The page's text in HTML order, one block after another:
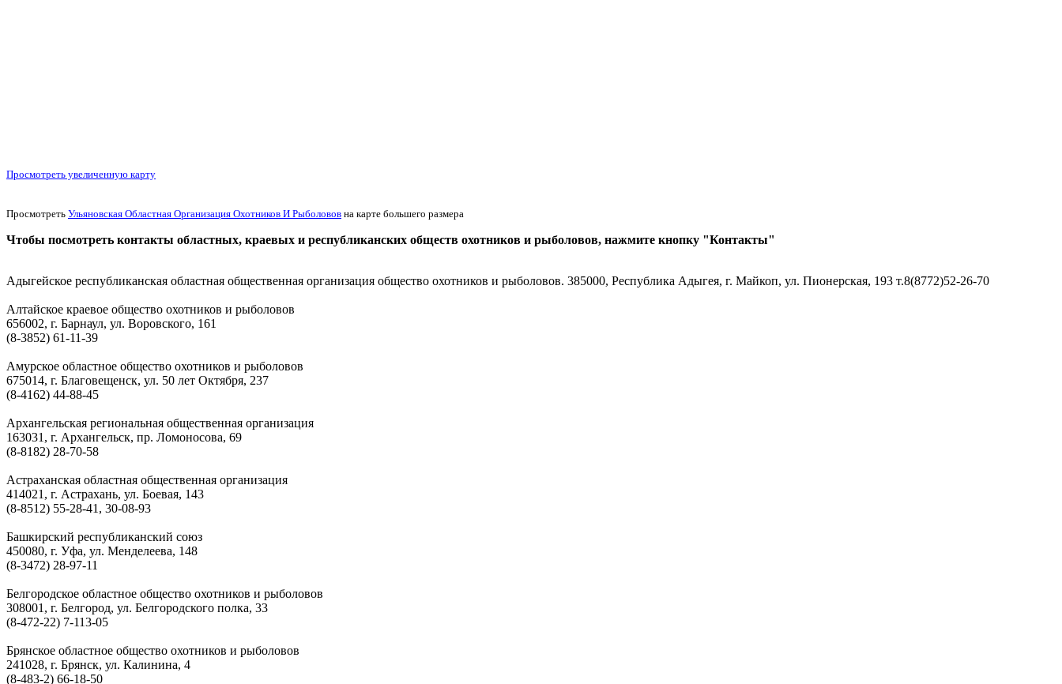
Просмотреть увеличенную карту
Просмотреть Ульяновская Областная Организация Охотников И Рыболовов на карте большего размера
Чтобы посмотреть контакты областных, краевых и республиканских обществ охотников и рыболовов, нажмите кнопку "Контакты"
Адыгейское республиканская областная общественная организация общество охотников и рыболовов. 385000, Республика Адыгея, г. Майкоп, ул. Пионерская, 193 т.8(8772)52-26-70
Алтайское краевое общество охотников и рыболовов
656002, г. Барнаул, ул. Воровского, 161
(8-3852) 61-11-39
Амурское областное общество охотников и рыболовов
675014, г. Благовещенск, ул. 50 лет Октября, 237
(8-4162) 44-88-45
Архангельская региональная общественная организация
163031, г. Архангельск, пр. Ломоносова, 69
(8-8182) 28-70-58
Астраханская областная общественная организация
414021, г. Астрахань, ул. Боевая, 143
(8-8512) 55-28-41, 30-08-93
Башкирский республиканский союз
450080, г. Уфа, ул. Менделеева, 148
(8-3472) 28-97-11
Белгородское областное общество охотников и рыболовов
308001, г. Белгород, ул. Белгородского полка, 33
(8-472-22) 7-113-05
Брянское областное общество охотников и рыболовов
241028, г. Брянск, ул. Калинина, 4
(8-483-2) 66-18-50